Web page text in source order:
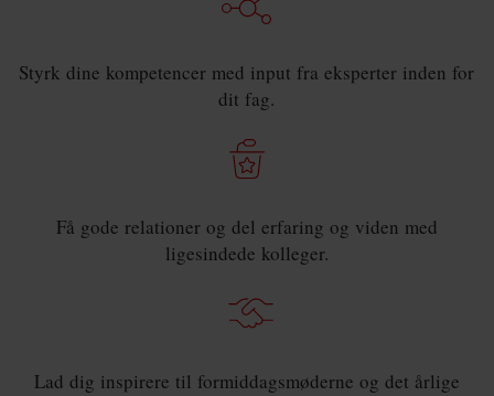
EU
Styrk dine kompetencer med input fra eksperter inden for
dit fag.
Få gode relationer og del erfaring og viden med
ligesindede kolleger.
Lad dig inspirere til formiddagsmøderne og det årlige